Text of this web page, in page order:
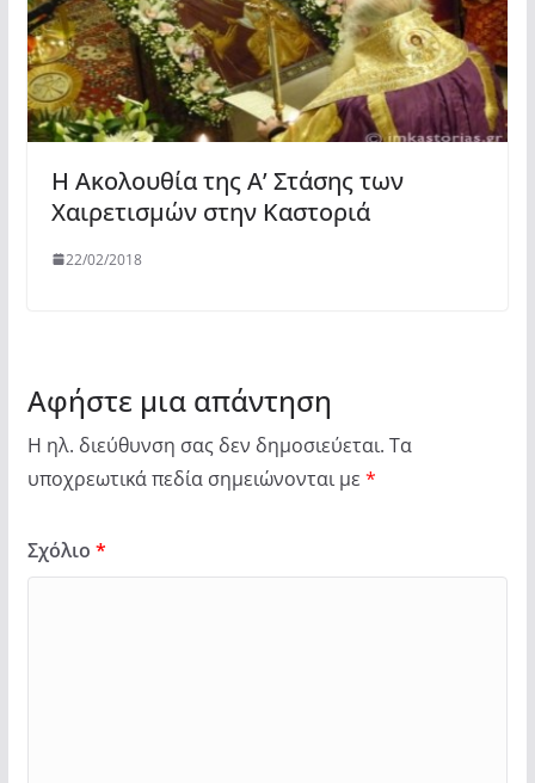
Η Ακολουθία της Α’ Στάσης των
Χαιρετισμών στην Καστοριά
22/02/2018
Αφήστε μια απάντηση
Η ηλ. διεύθυνση σας δεν δημοσιεύεται. Τα
υποχρεωτικά πεδία σημειώνονται με *
Σχόλιο *